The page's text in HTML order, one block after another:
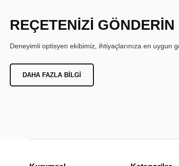
REÇETENİZİ GÖNDERİN
Deneyimli optisyen ekibimiz, ihtiyaçlarınıza en uygun
DAHA FAZLA BILGI